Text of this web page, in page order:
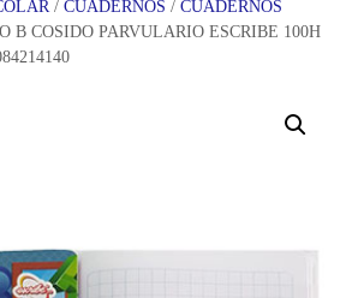
/ CUADERNOS / CUADERNOS
B COSIDO PARVULARIO ESCRIBE 100H